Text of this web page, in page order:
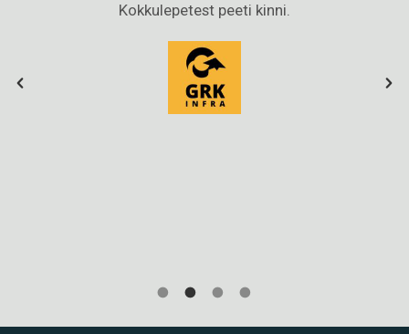
Kokkulepetest peeti kinni.